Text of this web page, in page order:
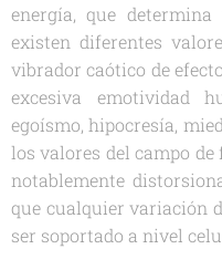
energía, que
existen diferentes
vibrador caótico de
excesiva emotividad
egoísmo, hipocresía,
los valores del campo
notablemente
que cualquier variación
ser soportado a nivel